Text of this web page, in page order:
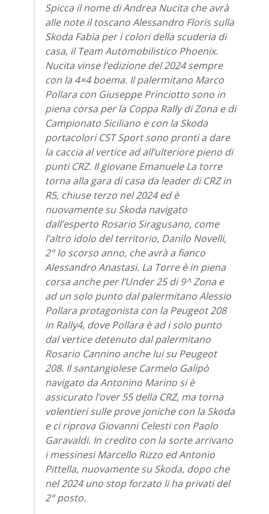
Spicca il nome di Andrea Nucita che avrà
alle note il toscano Alessandro Floris sulla
Skoda Fabia per i colori della scuderia di
casa, il Team Automobilistico Phoenix.
Nucita vinse l’edizione del 2024 sempre
con la 4×4 boema. Il palermitano Marco
Pollara con Giuseppe Princiotto sono in
piena corsa per la Coppa Rally di Zona e di
Campionato Siciliano e con la Skoda
portacolori CST Sport sono pronti a dare
la caccia al vertice ad all’ulteriore pieno di
punti CRZ. Il giovane Emanuele La torre
torna alla gara di casa da leader di CRZ in
R5, chiuse terzo nel 2024 ed è
nuovamente su Skoda navigato
dall’esperto Rosario Siragusano, come
l’altro idolo del territorio, Danilo Novelli,
2° lo scorso anno, che avrà a fianco
Alessandro Anastasi. La Torre è in piena
corsa anche per l’Under 25 di 9^ Zona e
ad un solo punto dal palermitano Alessio
Pollara protagonista con la Peugeot 208
in Rally4, dove Pollara è ad i solo punto
dal vertice detenuto dal palermitano
Rosario Cannino anche lui su Peugeot
208. Il santangiolese Carmelo Galipò
navigato da Antonino Marino si è
assicurato l’over 55 della CRZ, ma torna
volentieri sulle prove joniche con la Skoda
e ci riprova Giovanni Celesti con Paolo
Garavaldi. In credito con la sorte arrivano
i messinesi Marcello Rizzo ed Antonio
Pittella, nuovamente su Skoda, dopo che
nel 2024 uno stop forzato li ha privati del
2° posto.